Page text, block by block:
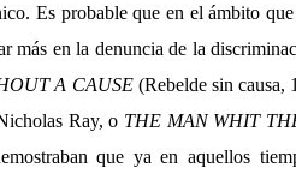
Es probable que en el ámbito
más en la denuncia de la
A CAUSE(Rebelde sin causa,
Ray, o THE MAN WHIT
que ya en aquellos